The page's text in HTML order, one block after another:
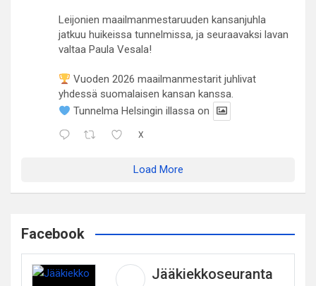
Leijonien maailmanmestaruuden kansanjuhla
jatkuu huikeissa tunnelmissa, ja seuraavaksi lavan
valtaa Paula Vesala!
Vuoden 2026 maailmanmestarit juhlivat
yhdessä suomalaisen kansan kanssa.
Tunnelma Helsingin illassa on
X
Load More
Facebook
Jääkiekkoseuranta